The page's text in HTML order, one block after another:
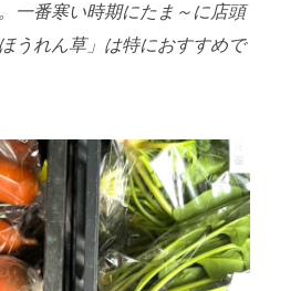
一番寒い時期にたま～に店頭
うれん草」 は特におすすめで